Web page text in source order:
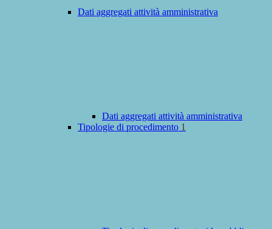
Dati aggregati attività amministrativa
Dati aggregati attività amministrativa
Tipologie di procedimento 1